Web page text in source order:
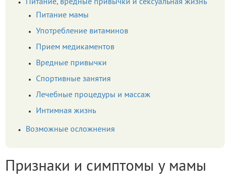
Питание, вредные привычки и сексуальная жизнь
Питание мамы
Употребление витаминов
Прием медикаментов
Вредные привычки
Спортивные занятия
Лечебные процедуры и массаж
Интимная жизнь
Возможные осложнения
Признаки и симптомы у мамы